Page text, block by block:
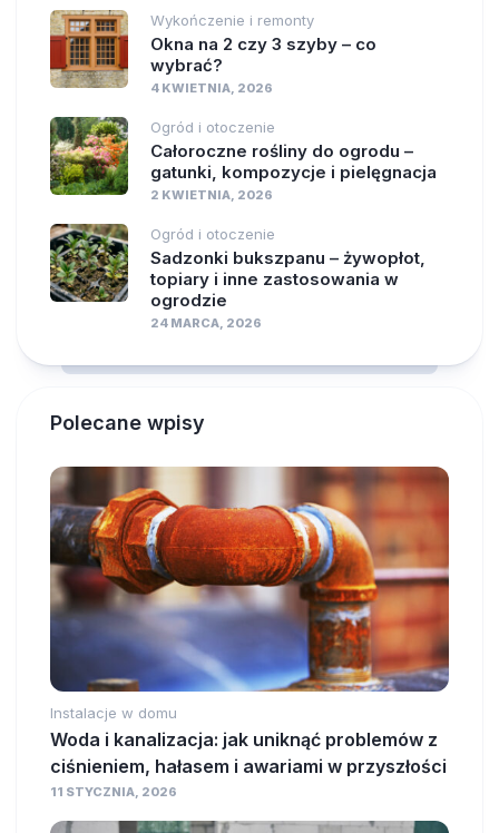
Wykończenie i remonty
Okna na 2 czy 3 szyby – co
wybrać?
4 KWIETNIA, 2026
Ogród i otoczenie
Całoroczne rośliny do ogrodu –
gatunki, kompozycje i pielęgnacja
2 KWIETNIA, 2026
Ogród i otoczenie
Sadzonki bukszpanu – żywopłot,
topiary i inne zastosowania w
ogrodzie
24 MARCA, 2026
Polecane wpisy
Instalacje w domu
Woda i kanalizacja: jak uniknąć problemów z
ciśnieniem, hałasem i awariami w przyszłości
11 STYCZNIA, 2026